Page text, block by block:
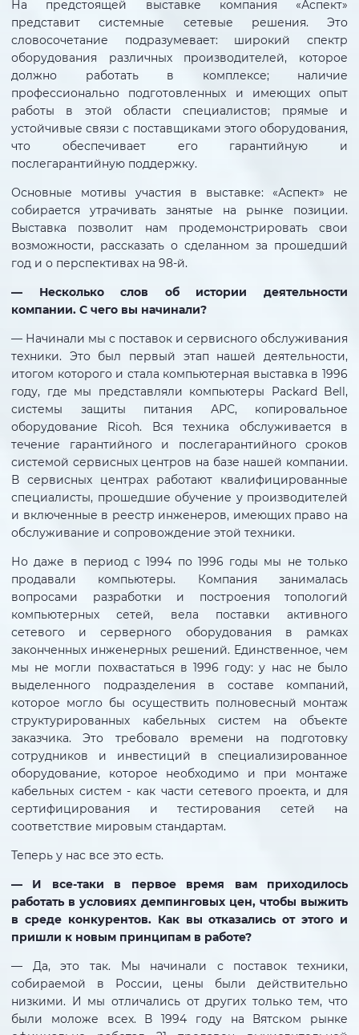
На предстоящей выставке компания «Аспект»
представит системные сетевые решения. Это
словосочетание подразумевает: широкий спектр
оборудования различных производителей, которое
должно работать в комплексе; наличие
профессионально подготовленных и имеющих опыт
работы в этой области специалистов; прямые и
устойчивые связи с поставщиками этого оборудования,
что обеспечивает его гарантийную и
послегарантийную поддержку.
Основные мотивы участия в выставке: «Аспект» не
собирается утрачивать занятые на рынке позиции.
Выставка позволит нам продемонстрировать свои
возможности, рассказать о сделанном за прошедший
год и о перспективах на 98-й.
— Несколько слов об истории деятельности
компании. С чего вы начинали?
— Начинали мы с поставок и сервисного обслуживания
техники. Это был первый этап нашей деятельности,
итогом которого и стала компьютерная выставка в 1996
году, где мы представляли компьютеры Packard Bell,
системы защиты питания АРС, копировальное
оборудование Ricoh. Вся техника обслуживается в
течение гарантийного и послегарантийного сроков
системой сервисных центров на базе нашей компании.
В сервисных центрах работают квалифицированные
специалисты, прошедшие обучение у производителей
и включенные в реестр инженеров, имеющих право на
обслуживание и сопровождение этой техники.
Но даже в период с 1994 по 1996 годы мы не только
продавали компьютеры. Компания занималась
вопросами разработки и построения топологий
компьютерных сетей, вела поставки активного
сетевого и серверного оборудования в рамках
законченных инженерных решений. Единственное, чем
мы не могли похвастаться в 1996 году: у нас не было
выделенного подразделения в составе компаний,
которое могло бы осуществить полновесный монтаж
структурированных кабельных систем на объекте
заказчика. Это требовало времени на подготовку
сотрудников и инвестиций в специализированное
оборудование, которое необходимо и при монтаже
кабельных систем - как части сетевого проекта, и для
сертифицирования и тестирования сетей на
соответствие мировым стандартам.
Теперь у нас все это есть.
— И все-таки в первое время вам приходилось
работать в условиях демпинговых цен, чтобы выжить
в среде конкурентов. Как вы отказались от этого и
пришли к новым принципам в работе?
— Да, это так. Мы начинали с поставок техники,
собираемой в России, цены были действительно
низкими. И мы отличались от других только тем, что
были моложе всех. В 1994 году на Вятском рынке